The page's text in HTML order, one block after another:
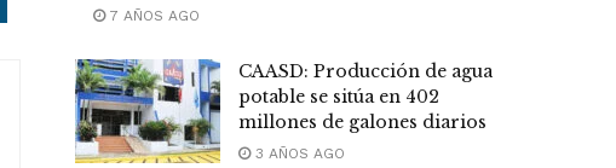
7 AÑOS AGO
CAASD: Producción de agua
potable se sitúa en 402
millones de galones diarios
3 AÑOS AGO